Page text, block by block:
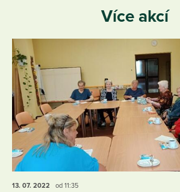
Více akcí
13. 07. 2022 od 11:35